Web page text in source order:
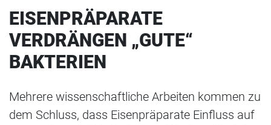
EISENPRÄPARATE
VERDRÄNGEN „GUTE“
BAKTERIEN
Mehrere wissenschaftliche Arbeiten kommen zu
dem Schluss, dass Eisenpräparate Einfluss auf